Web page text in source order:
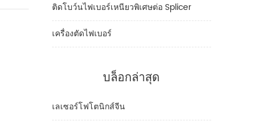
ติดโบว์นไฟเบอร์เหนียวพิเศษต่อ Splicer
เครื่องตัดไฟเบอร์
บล็อกล่าสุด
เลเซอร์โฟโตนิกส์จีน